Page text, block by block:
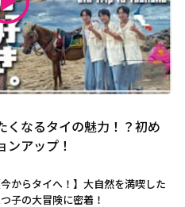
くなるタイの魅力！？初め
アップ！
今からタイへ！】大自然を満喫した
子の大冒険に密着！